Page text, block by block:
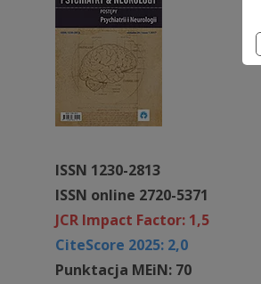
ISSN 1230-2813
ISSN online 2720-5371
JCR Impact Factor: 1,5
CiteScore 2025: 2,0
Punktacja MEiN: 70